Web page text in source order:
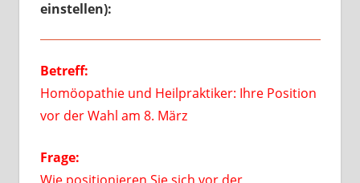
einstellen):
Betreff:
Homöopathie und Heilpraktiker: Ihre Position
vor der Wahl am 8. März
Frage: